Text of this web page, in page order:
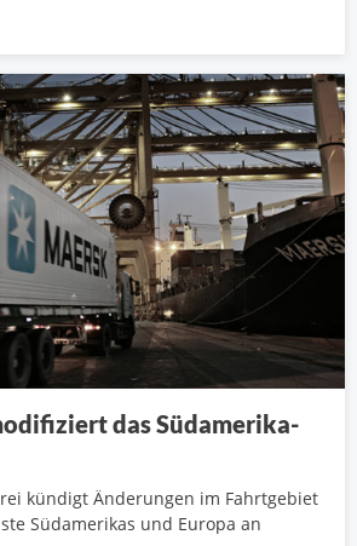
das Südamerika-
kündigt Änderungen im Fahrtgebiet
Südamerikas und Europa an